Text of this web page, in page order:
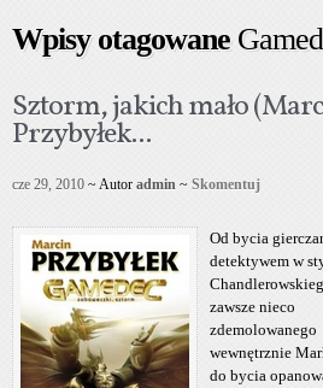
Wpisy otagowane
Sztorm, jakich mało
Przybyłek...
cze 29, 2010 ~ Autor admin ~ Skomentuj
Od bycia
detektywem w
zawsze nieco
zdemolowanego
wewnętrznie
do bycia